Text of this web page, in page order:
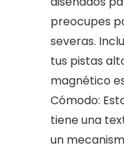
preocupes
severas.
tus pistas
magnético
Cómodo:
tiene una
un